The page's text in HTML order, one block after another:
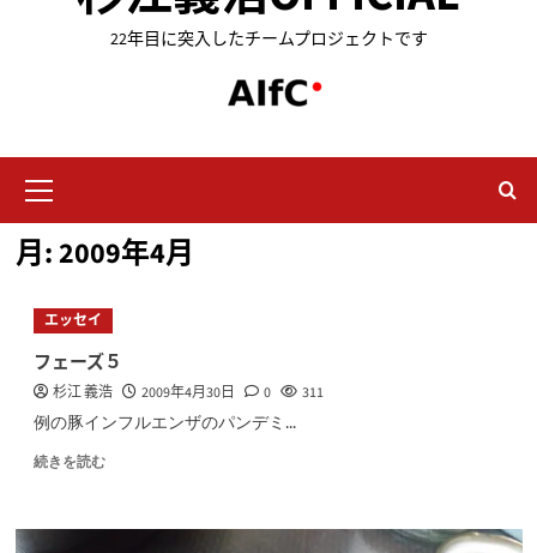
22年目に突入したチームプロジェクトです
イ
ン
メ
ー
月:2009年4月
エッセイ
フェーズ５
杉江 義浩 2009年4月30日 0 311
例の豚インフルエンザのパンデミ...
続きを読む